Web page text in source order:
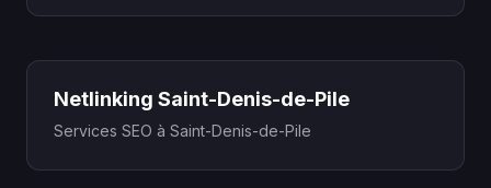
Netlinking Saint-Denis-de-Pile
Services SEO à Saint-Denis-de-Pile